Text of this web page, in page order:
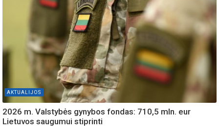
AKTUALIJOS
2026 m. Valstybės gynybos fondas: 710,5 mln. eur
Lietuvos saugumui stiprinti